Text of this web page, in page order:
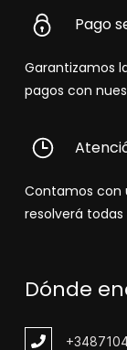
Pago
Garantizamos
pagos con
Contamos con
resolverá
Dónde
+348